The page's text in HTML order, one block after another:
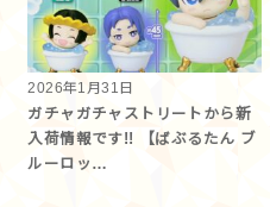
2026年1月31日
ガチャガチャストリートから新
入荷情報です!! 【ばぶるたん ブ
ルーロッ…